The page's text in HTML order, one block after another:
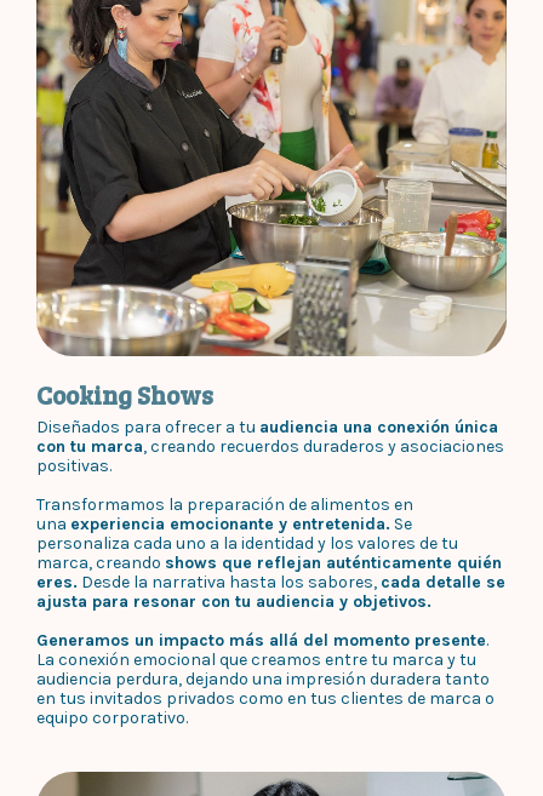
Cooking Shows
Diseñados para ofrecer a tu audiencia una conexión única
con tu marca, creando recuerdos duraderos y asociaciones
positivas.
Transformamos la preparación de alimentos en
una experiencia emocionante y entretenida. Se
personaliza cada uno a la identidad y los valores de tu
marca, creando shows que reflejan auténticamente quién
eres. Desde la narrativa hasta los sabores, cada detalle se
ajusta para resonar con tu audiencia y objetivos.
Generamos un impacto más allá del momento presente.
La conexión emocional que creamos entre tu marca y tu
audiencia perdura, dejando una impresión duradera tanto
en tus invitados privados como en tus clientes de marca o
equipo corporativo.